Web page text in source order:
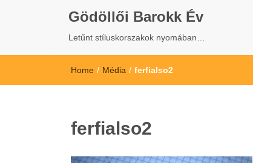
Gödöllői Barokk Év
Letűnt stíluskorszakok nyomában…
Home / Média / ferfialso2
ferfialso2